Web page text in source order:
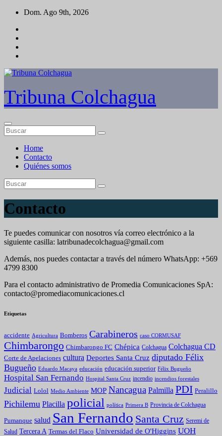
Saltar
contenido
Dom. Ago 9th, 2026
Tribuna Colchagua
Home
Contacto
Quiénes somos
Contacto
Te puedes comunicar con nosotros vía correo electrónico a la
siguiente casilla: latribunadecolchagua@gmail.com
Además, nos puedes contactar a través del número WhatsApp: +569
4799 8300
Para el contacto administrativo de Promedia Comunicaciones SpA:
contacto@promediacomunicaciones.cl
Etiquetas
accidente Agricultura Bomberos Carabineros caso CORMUSAF
Chimbarongo Chimbarongo FC Chépica Colchagua Colchagua CD
Corte de Apelaciones cultura Deportes Santa Cruz diputado Félix
Bugueño Eduardo Macaya educación educación superior Félix Bugueño
Hospital San Fernando Hospital Santa Cruz incendio incendios forestales
Judicial Lolol Medio Ambiente MOP Nancagua Palmilla PDI Peralillo
Pichilemu Placilla policial política Primera B Provincia de Colchagua
Pumanque salud San Fernando Santa Cruz Seremi de
Salud Tercera A Termas del Flaco Universidad de O'Higgins UOH